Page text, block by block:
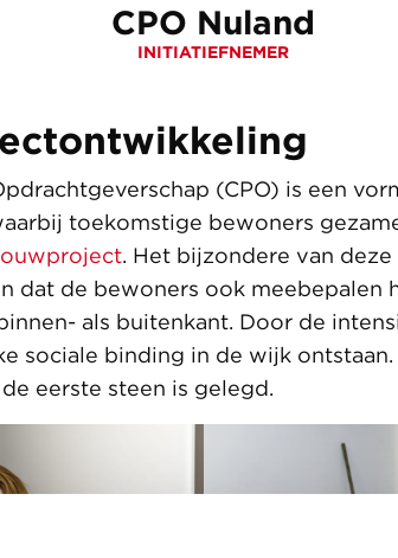
CPO Nuland
INITIATIEFNEMER
(CPO) is een
toekomstige bewoners
. Het bijzondere van
dat de bewoners ook meebepalen
als buitenkant. Door de
sociale binding in de wijk
eerste steen is gelegd.